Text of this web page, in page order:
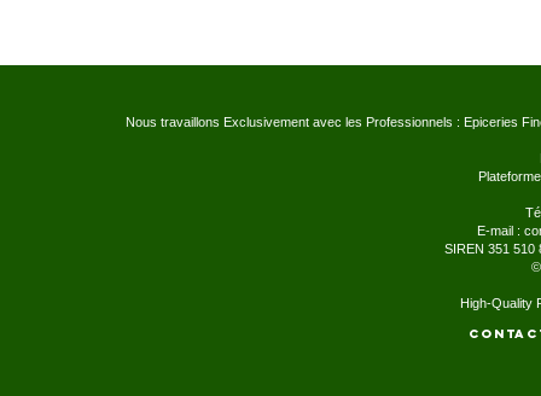
Nous travaillons Exclusivement avec les Professionnels : Epiceries
E-mail :
SIREN 351
©
High-Quality